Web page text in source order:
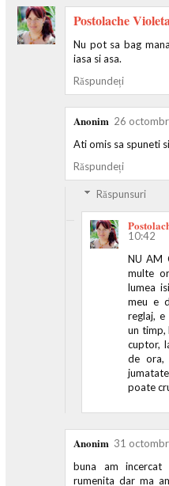
Postolache
Nu pot sa bag
iasa si asa.
Răspundeți
Anonim 26
Ati omis sa spuneti
Răspundeți
Răspunsuri
10:42
NU AM
multe
lumea
meu e
reglaj,
un timp,
cuptor,
de ora,
poate
Anonim 31
buna am
rumenita dar ma